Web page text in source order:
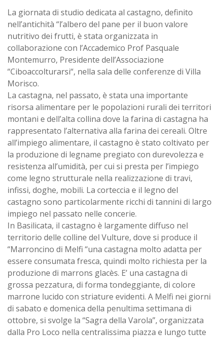
La giornata di studio dedicata al castagno, definito
nell’antichità “l’albero del pane per il buon valore
nutritivo dei frutti, è stata organizzata in
collaborazione con l’Accademico Prof Pasquale
Montemurro, Presidente dell’Associazione
“Ciboaccolturarsi“, nella sala delle conferenze di Villa
Morisco.
La castagna, nel passato, è stata una importante
risorsa alimentare per le popolazioni rurali dei territori
montani e dell’alta collina dove la farina di castagna ha
rappresentato l’alternativa alla farina dei cereali. Oltre
all’impiego alimentare, il castagno è stato coltivato per
la produzione di legname pregiato con durevolezza e
resistenza all’umidità, per cui si presta per l’impiego
come legno strutturale nella realizzazione di travi,
infissi, doghe, mobili. La corteccia e il legno del
castagno sono particolarmente ricchi di tannini di largo
impiego nel passato nelle concerie.
In Basilicata, il castagno è largamente diffuso nel
territorio delle colline del Vulture, dove si produce il
“Marroncino di Melfi “una castagna molto adatta per
essere consumata fresca, quindi molto richiesta per la
produzione di marrons glacès. E’ una castagna di
grossa pezzatura, di forma tondeggiante, di colore
marrone lucido con striature evidenti. A Melfi nei giorni
di sabato e domenica della penultima settimana di
ottobre, si svolge la “Sagra della Varola”, organizzata
dalla Pro Loco nella centralissima piazza e lungo tutte